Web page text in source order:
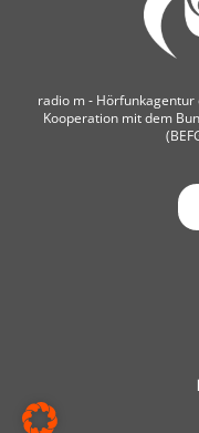
radio m ‐
Kooperation mit dem